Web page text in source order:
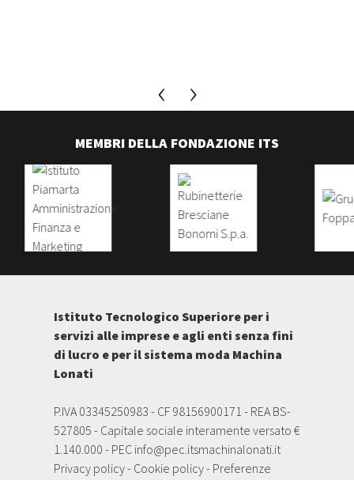
MEMBRI DELLA FONDAZIONE ITS
Istituto Tecnologico Superiore per i
servizi alle imprese e agli enti senza fini
di lucro e per il sistema moda Machina
Lonati
P.IVA 03345250983 - CF 98156900171 - REA BS-
527805 - Capitale sociale interamente versato €
1.140.000 - PEC info@pec.itsmachinalonati.it
Privacy policy- Cookie policy- Preferenze